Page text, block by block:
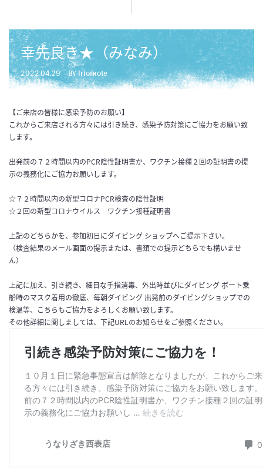
幸先良き★（みなみ）
2022.04.29 BY iriomote
【ご来店の皆様に感染予防のお願い】
これからご来店される方々には引き続き、感染予防対策にご協力をお願い致
します。
出発前の７２時間以内のPCR陰性証明書か、ワクチン接種２回の証明書の提
示の義務化にご協力お願いします。
☆７２時間以内の新型コロナPCR検査の陰性証明
☆２回の新型コロナウイルス ワクチン接種証明書
上記のどちらかを、参加初日にダイビング ショップへご提示下さい。
（検査結果のメール画面の提示または、書類での提示どちらでも構いませ
ん）
上記に加え、引き続き、細目な手指消毒、外出時並びにダイビング ボート乗
船時のマスク着用の徹底、毎朝ダイビング 出発前のダイビングショップでの
検温等、こちらもご協力をよろしくお願い致します。
その他詳細に関しましては、下記URLのお知らせをご参照ください。